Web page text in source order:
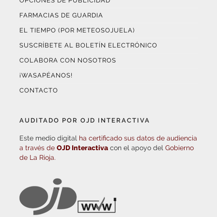
FARMACIAS DE GUARDIA
EL TIEMPO (POR METEOSOJUELA)
SUSCRÍBETE AL BOLETÍN ELECTRÓNICO
COLABORA CON NOSOTROS
¡WASAPÉANOS!
CONTACTO
AUDITADO POR OJD INTERACTIVA
Este medio digital ha certificado sus datos de audiencia
a través de OJD Interactiva con el apoyo del Gobierno
de La Rioja.